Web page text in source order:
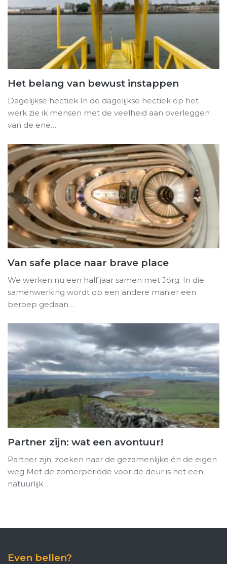
Het belang van bewust instappen
Dagelijkse hectiek In de dagelijkse hectiek op het
werk zie ik mensen met de veelheid aan overleggen
van de ene…
Van safe place naar brave place
We werken nu een half jaar samen met Jörg. In die
samenwerking wordt op een andere manier een
beroep gedaan…
Partner zijn: wat een avontuur!
Partner zijn: zoeken naar de gezamenlijke én de eigen
weg Met de zomerperiode voor de deur is het een
natuurlijk…
Even bellen?